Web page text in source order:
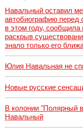
Навальный оставил
автобиографию перед
в этом году,
раскрыв
знало только его
Юлия Навальная не
Новые русские
В колонии "Полярный
Навальный